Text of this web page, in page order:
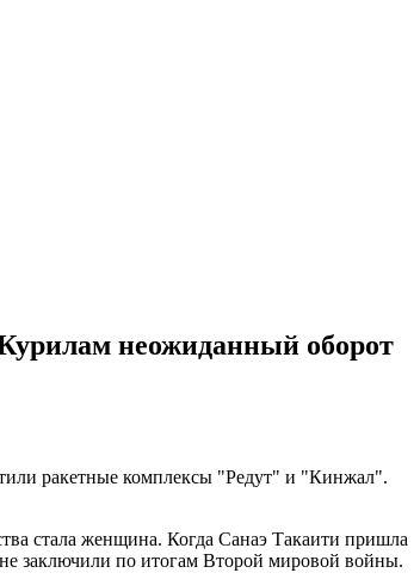
неожиданный оборот
ракетные комплексы "Редут" и "Кинжал".
стала женщина. Когда Санаэ Такаити пришла
заключили по итогам Второй мировой войны.